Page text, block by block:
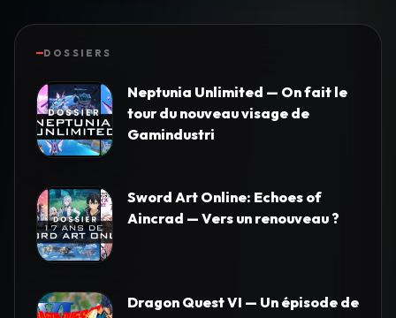
DOSSIERS
Neptunia Unlimited — On fait le
tour du nouveau visage de
Gamindustri
Sword Art Online: Echoes of
Aincrad — Vers un renouveau ?
Dragon Quest VI — Un épisode de